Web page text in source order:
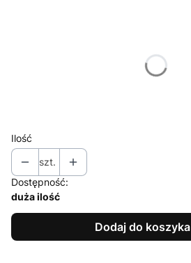
Ilość
szt.
Dostępność:
duża ilość
Dodaj do koszyka